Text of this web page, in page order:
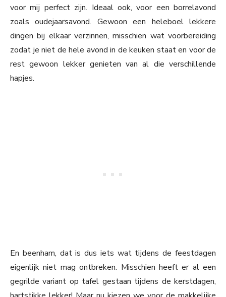
voor mij perfect zijn. Ideaal ook, voor een borrelavond
zoals oudejaarsavond. Gewoon een heleboel lekkere
dingen bij elkaar verzinnen, misschien wat voorbereiding
zodat je niet de hele avond in de keuken staat en voor de
rest gewoon lekker genieten van al die verschillende
hapjes.
En beenham, dat is dus iets wat tijdens de feestdagen
eigenlijk niet mag ontbreken. Misschien heeft er al een
gegrilde variant op tafel gestaan tijdens de kerstdagen,